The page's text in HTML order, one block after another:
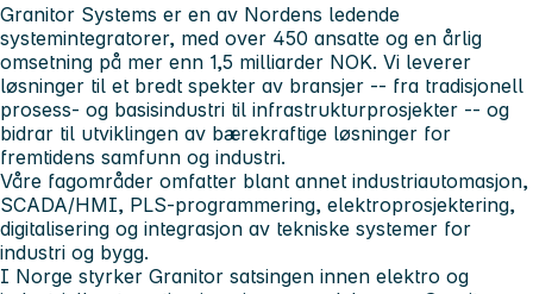
Granitor Systems er en av Nordens ledende
systemintegratorer, med over 450 ansatte og en årlig
omsetning på mer enn 1,5 milliarder NOK. Vi leverer
løsninger til et bredt spekter av bransjer -- fra tradisjonell
prosess- og basisindustri til infrastrukturprosjekter -- og
bidrar til utviklingen av bærekraftige løsninger for
fremtidens samfunn og industri.
Våre fagområder omfatter blant annet industriautomasjon,
SCADA/HMI, PLS-programmering, elektroprosjektering,
digitalisering og integrasjon av tekniske systemer for
industri og bygg.
I Norge styrker Granitor satsingen innen elektro og